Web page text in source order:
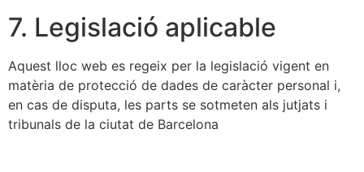
7. Legislació aplicable
Aquest lloc web es regeix per la legislació vigent en
matèria de protecció de dades de caràcter personal i,
en cas de disputa, les parts se sotmeten als jutjats i
tribunals de la ciutat de Barcelona